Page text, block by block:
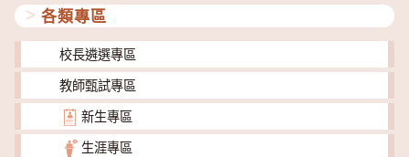
各類專區
校長遴選專區
教師甄試專區
新生專區
生涯專區